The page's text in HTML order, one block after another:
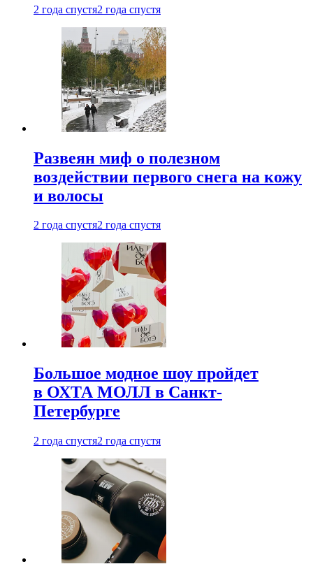
2 года спустя2 года спустя
Развеян миф о полезном
воздействии первого снега на кожу
и волосы
2 года спустя2 года спустя
Большое модное шоу пройдет
в ОХТА МОЛЛ в Санкт-
Петербурге
2 года спустя2 года спустя